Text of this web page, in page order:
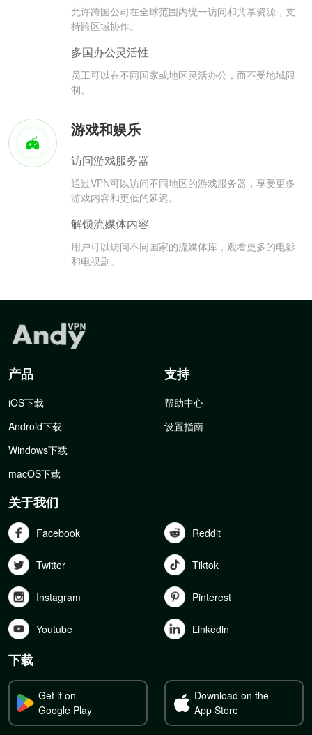
允许跨国公司在全球范围内统一访问和共享资源，支
持跨区域协作。
多国办公灵活性
员工可以在不同国家或地区灵活办公，而不受地域限
制。
游戏和娱乐
访问游戏服务器
通过VPN可以访问不同地区的游戏服务器，享受更多
游戏内容和更低的延迟。
解锁流媒体内容
用户可以访问不同国家的流媒体库，观看更多的电影
和电视剧。
产品
iOS下载
Android下载
Windows下载
macOS下载
支持
帮助中心
设置指南
关于我们
Facebook Reddit
Twitter Tiktok
Instagram Pinterest
Youtube Linkedln
下载
Get it on
Google Play
Download on the
App Store